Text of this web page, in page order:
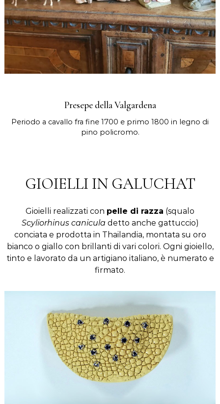
Presepe della Valgardena
Periodo a cavallo fra fine 1700 e primo 1800 in legno di
pino policromo.
GIOIELLI IN GALUCHAT
Gioielli realizzati con pelle di razza (squalo
Scyliorhinus canicula detto anche gattuccio)
conciata e prodotta in Thailandia, montata su oro
bianco o giallo con brillanti di vari colori. Ogni gioiello,
tinto e lavorato da un artigiano italiano, è numerato e
firmato.